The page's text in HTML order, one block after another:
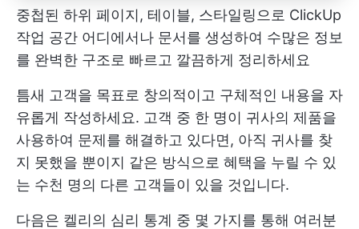
중첩된 하위 페이지, 테이블, 스타일링으로 ClickUp
작업 공간 어디에서나 문서를 생성하여 수많은 정보
를 완벽한 구조로 빠르고 깔끔하게 정리하세요
틈새 고객을 목표로 창의적이고 구체적인 내용을 자
유롭게 작성하세요. 고객 중 한 명이 귀사의 제품을
사용하여 문제를 해결하고 있다면, 아직 귀사를 찾
지 못했을 뿐이지 같은 방식으로 혜택을 누릴 수 있
는 수천 명의 다른 고객들이 있을 것입니다.
다음은 켈리의 심리 통계 중 몇 가지를 통해 여러분